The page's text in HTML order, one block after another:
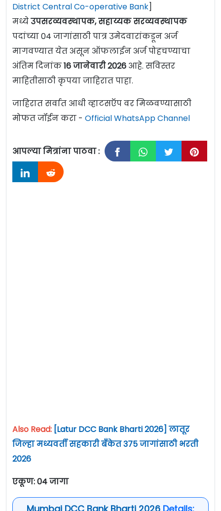
District Central Co-operative Bank]
मध्येउपसरव्यवस्थापक, सहाय्यक सरव्यवस्थापक
पदांच्या 04 जागांसाठी पात्र उमेदवारांकडून अर्ज
मागवण्यात येत असून ऑफलाईन अर्ज पोहचण्याचा
अंतिम दिनांक16 जानेवारी 2026 आहे. सविस्तर
माहितीसाठी कृपया जाहिरात पाहा.
जाहिरात सर्वात आधी व्हाटसऍप वर मिळवण्यासाठी
मोफत जॉईन करा - Official WhatsApp Channel
आपल्या मित्रांना पाठवा :
Also Read: [Latur DCC Bank Bharti 2026] लातूर
जिल्हा मध्यवर्ती सहकारी बँकेत 375 जागांसाठी भरती
2026
एकूण: 04 जागा